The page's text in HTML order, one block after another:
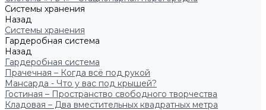
Системы хранения
Назад
Системы хранения
Гардеробная система
Назад
Гардеробная система
Прачечная – Когда всё под рукой
Мансарда - Что у вас под крышей?
Гостиная – Пространство свободного творчества
Кладовая – Два вместительных квадратных метра